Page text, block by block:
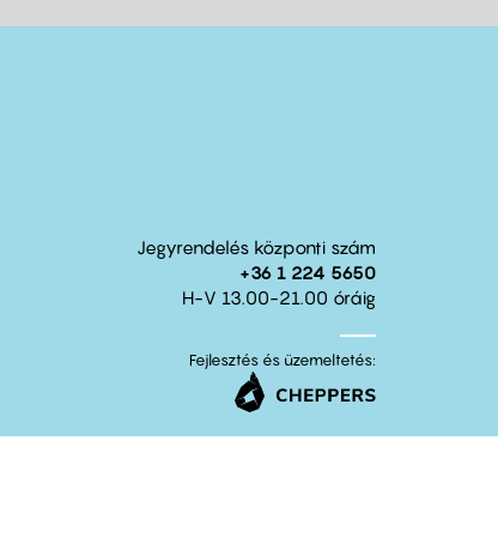
Jegyrendelés központi szám
+36 1 224 5650
H-V 13.00-21.00 óráig
Fejlesztés és üzemeltetés: